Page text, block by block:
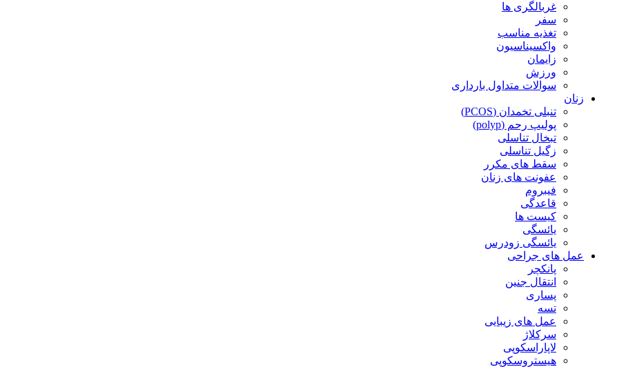
غربالگری ها
سفر
تغذیه مناسب
واکسیناسیون
زایمان
ورزش
سوالات متداول بارداری
زنان
تنبلی تخمدان (PCOS)
پولیپ رحم (polyp)
تبخال تناسلی
زگیل تناسلی
سقط های مکرر
عفونت های زنان
فیبروم
قاعدگی
کیست ها
یائسگی
یائسگی زودرس
عمل های جراحی
پانکچر
انتقال جنین
پساری
تسه
عمل های زیبایی
سرکلاژ
لاپاراسکوپی
هیستروسکوپی